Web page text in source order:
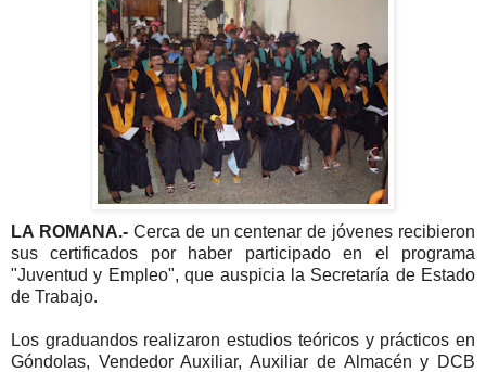
LA ROMANA.-Cerca de un centenar de jóvenes recibieron
sus certificados por haber participado en el programa
"Juventud y Empleo", que auspicia la Secretaría de Estado
de Trabajo.
Los graduandos realizaron estudios teóricos y prácticos en
Góndolas, Vendedor Auxiliar, Auxiliar de Almacén y DCB